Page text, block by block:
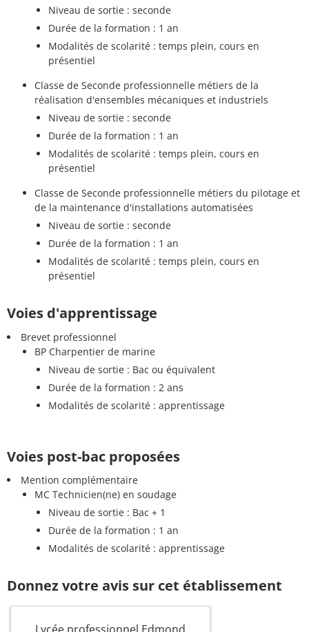
Niveau de sortie : seconde
Durée de la formation : 1 an
Modalités de scolarité : temps plein, cours en
présentiel
Classe de Seconde professionnelle métiers de la
réalisation d'ensembles mécaniques et industriels
Niveau de sortie : seconde
Durée de la formation : 1 an
Modalités de scolarité : temps plein, cours en
présentiel
Classe de Seconde professionnelle métiers du pilotage et
de la maintenance d'installations automatisées
Niveau de sortie : seconde
Durée de la formation : 1 an
Modalités de scolarité : temps plein, cours en
présentiel
Voies d'apprentissage
Brevet professionnel
BP Charpentier de marine
Niveau de sortie : Bac ou équivalent
Durée de la formation : 2 ans
Modalités de scolarité : apprentissage
Voies post-bac proposées
Mention complémentaire
MC Technicien(ne) en soudage
Niveau de sortie : Bac + 1
Durée de la formation : 1 an
Modalités de scolarité : apprentissage
Donnez votre avis sur cet établissement